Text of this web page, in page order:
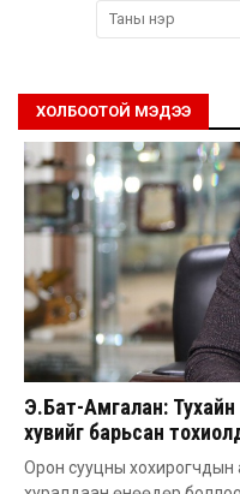
ХОЛБООТОЙ МЭДЭЭ
Э.Бат-Амгалан:
хувийг барьсан
авдаг болгоно
Орон сууцны хохирогчдын